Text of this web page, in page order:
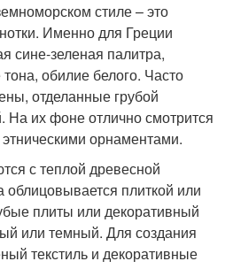
стиле – это
Именно для Греции
сине-зеленая палитра,
обилие белого. Часто
отделанные грубой
На их фоне отлично смотрится
орнаментами.
с теплой древесной
плиткой или
плиты или декоративный
или темный. Для создания
текстиль и декоративные